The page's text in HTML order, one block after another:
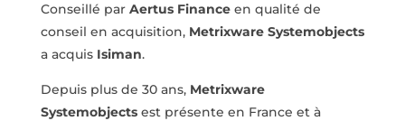
Conseillé par Aertus Financeen qualité de
conseil en acquisition, Metrixware Systemobjects
a acquis Isiman.
Depuis plus de 30 ans, Metrixware
Systemobjects est présente en France et à